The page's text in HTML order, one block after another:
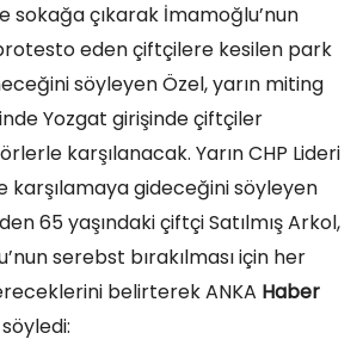
sokağa çıkarak İmamoğlu’nun
eden çiftçilere kesilen park
söyleyen Özel, yarın miting
Yozgat girişinde çiftçiler
karşılanacak. Yarın CHP Lideri
karşılamaya gideceğini söyleyen
65 yaşındaki çiftçi Satılmış Arkol,
serebst bırakılması için her
belirterek ANKA Haber
söyledi: